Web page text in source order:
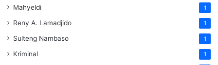
Mahyeldi 1
Reny A. Lamadjido 1
Sulteng Nambaso 1
Kriminal 1